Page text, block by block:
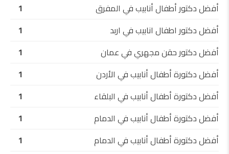
أفضل دكتور أطفال أنابيب في المفرق
1
أفضل دكتور اطفال انابيب في اربد
1
أفضل دكتور حقن مجهري في عمان
1
أفضل دكتورة أطفال أنابيب في الأردن
1
أفضل دكتورة أطفال أنابيب في البلقاء
1
أفضل دكتورة أطفال أنابيب في الدمام
1
أفضل دكتورة أطفال أنابيب في الدمام
1